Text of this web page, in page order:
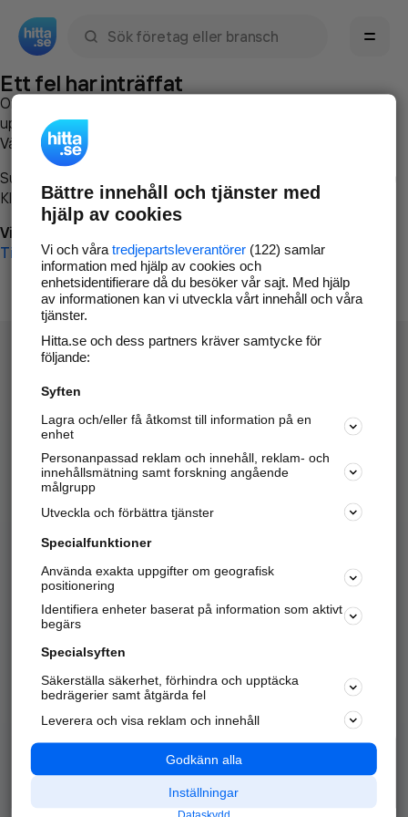
Ett fel har inträffat
Om du vill kan du
uppstod så att vi lättare och snabbare kan avhjälpa det.
Vänligen försök med följande:
Surfa till
Klicka påTillbaka-knappen i webbläsaren och försök igen
Vi beklagar besväret!
Till startsidan
Hitta.se - Gratis nummerupplysning.
Sök företag, personer och platser.
Hitta telefonnummer, adresser, företagsinfo mm.
Marknadsför företaget
Kom igång och annonsera mot
samarbetspartners nära dig.
Alla kategorier
Populära sökningar
API & Kartor
Annonsera
Integritet
Nödnummer
Bättre innehåll och tjänster med
hjälp av cookies
Vi och våra tredjepartsleverantörer(122) samlar
information med hjälp av cookies och
enhetsidentifierare då du besöker vår sajt. Med hjälp
av informationen kan vi utveckla vårt innehåll och våra
tjänster.
Hitta.se och dess partners kräver samtycke för
följande:
Syften
Lagra och/eller få åtkomst till information på en
enhet
Personanpassad reklam och innehåll, reklam- och
innehållsmätning samt forskning angående
målgrupp
Utveckla och förbättra tjänster
Specialfunktioner
Använda exakta uppgifter om geografisk
positionering
Identifiera enheter baserat på information som aktivt
begärs
Specialsyften
Säkerställa säkerhet, förhindra och upptäcka
bedrägerier samt åtgärda fel
Leverera och visa reklam och innehåll
Godkänn alla
Inställningar
Dataskydd